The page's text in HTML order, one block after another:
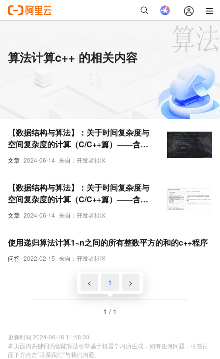
算法计算c++ 的相关内容
文章 2024-06-14 来自：开发者社区
【数据结构与算法】：关于时间复杂度与
空间复杂度的计算（C/C++篇）——含
Leetcode刷题-2
文章 2024-06-14 来自：开发者社区
【数据结构与算法】：关于时间复杂度与
空间复杂度的计算（C/C++篇）——含
Leetcode刷题-1
问答 2022-02-15 来自：开发者社区
使用递归算法计算1~n之间的所有整数平方的和的c++程序
< 1 >
1 / 1
更新时间 2024-06-16 11:58:30
本页面内关键词为智能算法引擎基于机器学习所生成，如有任何问题，可在页
面下方点击"联系我们"与我们沟通。